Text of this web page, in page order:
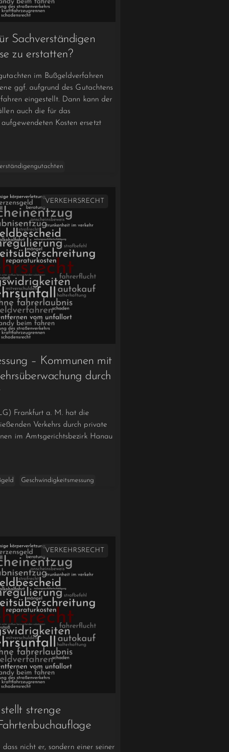
Sachverständigen
zu erstatten?
im Bußgeldverfahren
ggf. aufgrund des Gutachtens
eingestellt. Dann kann der
auch die für das
Kosten ersetzt
– Kommunen mit
durch
Frankfurt a. M. hat die
Verkehrs durch private
im Amtsgerichtsbezirk Hanau
Geschwindigkeitsmessung
VERKEHRSRECHT
strenge
nicht er, sondern einer seiner
VERKEHRSRECHT